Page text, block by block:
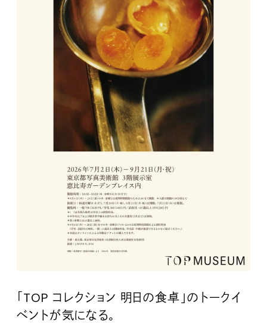
「TOP コレクション 明日の食卓」のトークイ
ベントが気になる。